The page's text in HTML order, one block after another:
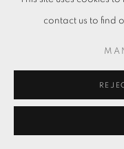
contact us to find